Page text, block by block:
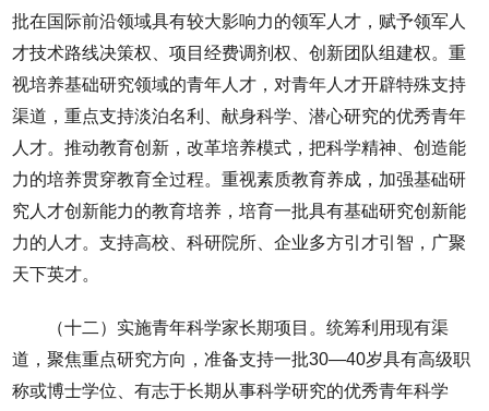
批在国际前沿领域具有较大影响力的领军人才，赋予领军人
才技术路线决策权、项目经费调剂权、创新团队组建权。重
视培养基础研究领域的青年人才，对青年人才开辟特殊支持
渠道，重点支持淡泊名利、献身科学、潜心研究的优秀青年
人才。推动教育创新，改革培养模式，把科学精神、创造能
力的培养贯穿教育全过程。重视素质教育养成，加强基础研
究人才创新能力的教育培养，培育一批具有基础研究创新能
力的人才。支持高校、科研院所、企业多方引才引智，广聚
天下英才。
（十二）实施青年科学家长期项目。统筹利用现有渠
道，聚焦重点研究方向，准备支持一批30—40岁具有高级职
称或博士学位、有志于长期从事科学研究的优秀青年科学